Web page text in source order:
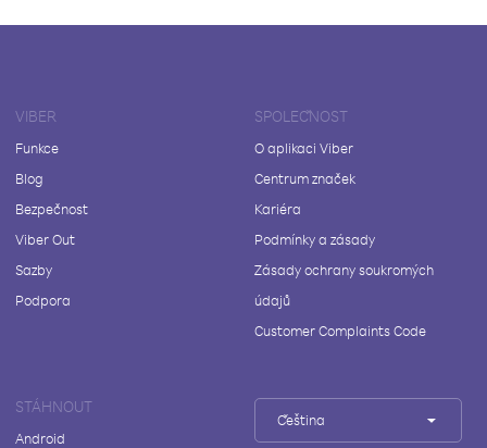
VIBER
Funkce
Blog
Bezpečnost
Viber Out
Sazby
Podpora
SPOLEČNOST
O aplikaci Viber
Centrum značek
Kariéra
Podmínky a zásady
Zásady ochrany soukromých
údajů
Customer Complaints Code
STÁHNOUT
Android
Čeština